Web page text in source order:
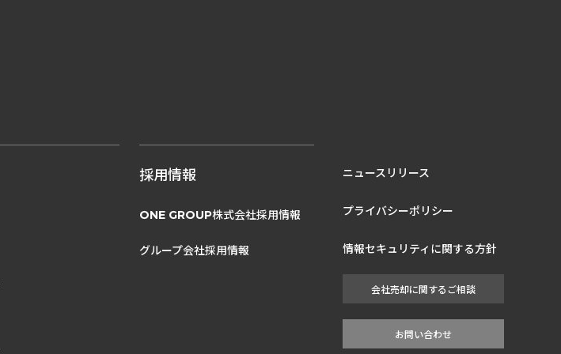
採用情報
ONE GROUP株式会社採用情報
グループ会社採用情報
ニュースリリース
プライバシーポリシー
情報セキュリティに関する方針
会社売却に関するご相談
お問い合わせ